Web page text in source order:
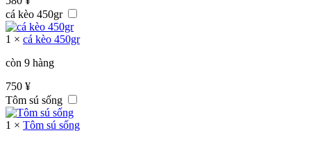
cá kèo 450gr
1 × cá kèo 450gr
còn 9 hàng
750 ¥
Tôm sú sống
1 × Tôm sú sống